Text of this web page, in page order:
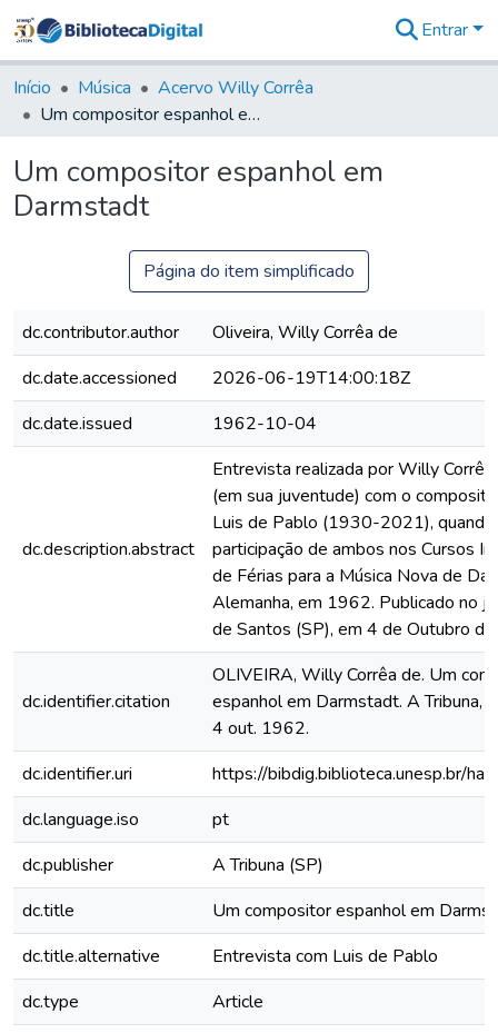
&
Coleções
Tudo na
Digital
Entrar
Início Música
Acervo Willy Corrêa
Um compositor espanhol em Darmstadt
Um compositor espanhol em
Darmstadt
Página do item simplificado
dc.contributor.author
Oliveira, Willy Corrêa de
dc.date.accessioned
2026-06-19T14:00:18Z
dc.date.issued
1962-10-04
dc.description.abstract
Entrevista realizada por Willy
(em sua juventude) com o
Luis de Pablo (1930-2021), quando
participação de ambos nos Cursos
de Férias para a Música Nova de
Alemanha, em 1962. Publicado no
de Santos (SP), em 4 de Outubro
dc.identifier.citation
​OLIVEIRA, Willy Corrêa de. Um
espanhol em Darmstadt. A Tribuna,
4 out. 1962.
dc.identifier.uri
https://bibdig.biblioteca.unesp.br/
dc.language.iso
pt
dc.publisher
A Tribuna (SP)
dc.title
Um compositor espanhol em
dc.title.alternative
Entrevista com Luis de Pablo
dc.type
Article